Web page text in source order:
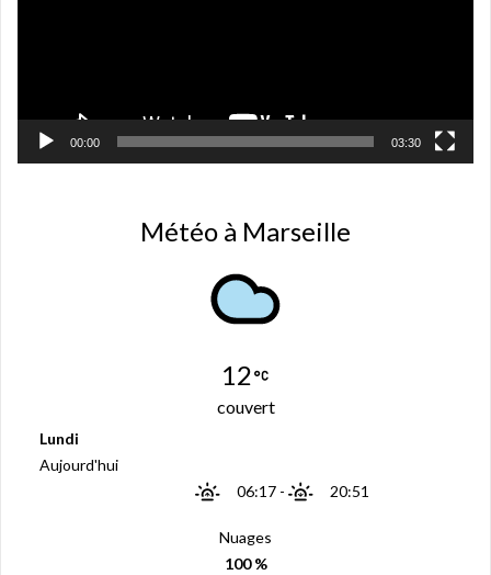
00:00 03:30
Météo à Marseille
12
couvert
Lundi
Aujourd'hui
06:17- 20:51
Nuages
100 %